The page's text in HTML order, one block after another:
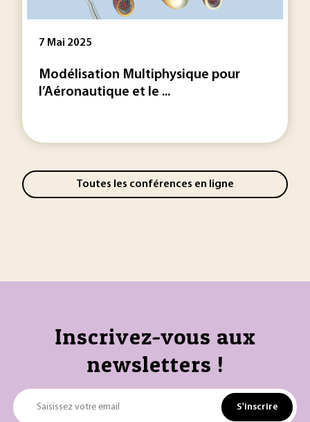
7 Mai 2025
Modélisation Multiphysique pour
l’Aéronautique et le ...
Toutes les conférences en ligne
Inscrivez-vous aux
newsletters !
Saisissez votre email S'inscrire